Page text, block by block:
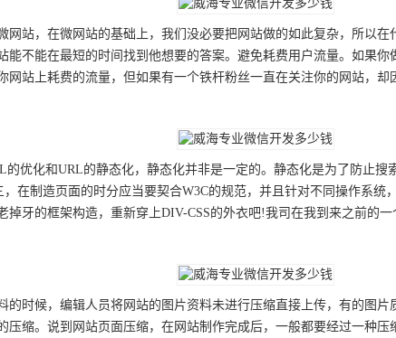
网站，在微网站的基础上，我们没必要把网站做的如此复杂，所以
能不能在最短的时间找到他想要的答案。避免耗费用户流量。如果
网站上耗费的流量，但如果有一个铁杆粉丝一直在关注你的网站，
优化和URL的静态化，静态化并非是一定的。静态化是为了防止搜
，在制造页面的时分应当要契合W3C的规范，并且针对不同操作系
掉牙的框架构造，重新穿上DIV-CSS的外衣吧!我司在我到来之前的
的时候，编辑人员将网站的图片资料未进行压缩直接上传，有的图
压缩。说到网站页面压缩，在网站制作完成后，一般都要经过一种